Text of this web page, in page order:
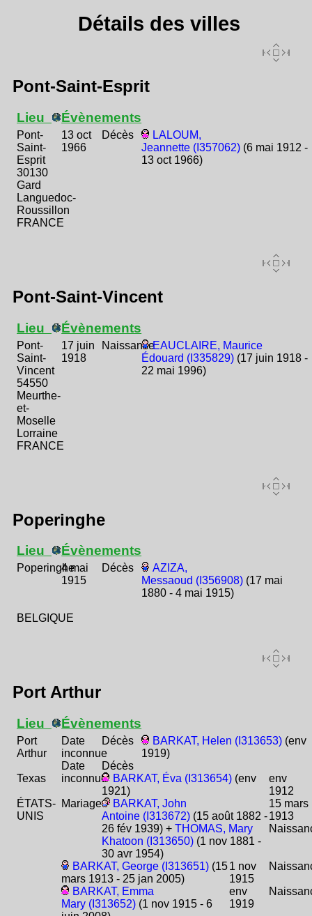
Détails des villes
Pont-Saint-Esprit
Lieu
Pont-
Saint-
Esprit
30130
Gard
Languedoc-
Roussillon
FRANCE
Évènements
13 oct
1966
Décès
LALOUM,
Jeannette (I357062) (6 mai 1912 -
13 oct 1966)
Pont-Saint-Vincent
Lieu
Pont-
Saint-
Vincent
54550
Meurthe-
et-
Moselle
Lorraine
FRANCE
Évènements
17 juin
1918
NaissanceEAUCLAIRE, Maurice
Édouard (I335829) (17 juin 1918 -
22 mai 1996)
Poperinghe
Lieu
Poperinghe
BELGIQUE
Évènements
4 mai
1915
Décès
AZIZA,
Messaoud (I356908) (17 mai
1880 - 4 mai 1915)
Port Arthur
Lieu
Port
Arthur
Texas
ÉTATS-
UNIS
Évènements
Date
inconnue
Décès BARKAT, Helen (I313653) (env
1919)
Date
inconnue
Décès
BARKAT, Éva (I313654)(env
1921)
env
1912
Mariage
BARKAT, John
Antoine (I313672)(15 août 1882 -
26 fév 1939) + THOMAS, Mary
Khatoon (I313650)(1 nov 1881 -
30 avr 1954)
15 mars
1913
BARKAT, George (I313651) (15
mars 1913 - 25 jan 2005)
1 nov
1915
BARKAT, Emma
Mary (I313652) (1 nov 1915 - 6
env
1919